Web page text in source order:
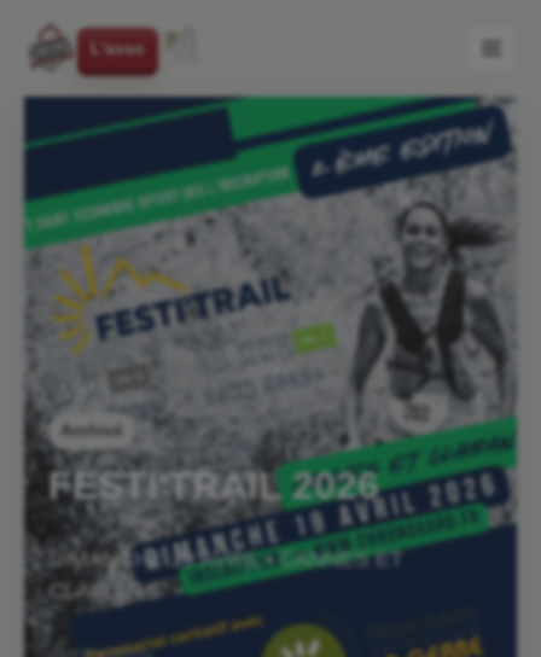
L'asso
Archivé
FESTI'TRAIL 2026
DIMANCHE 19 AVRIL • CANNES ET
CLAIRAN